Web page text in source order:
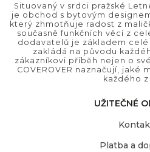
Situovaný v srdci pražské
je obchod s bytovým
který zhmotňuje radost z
současně funkčních věcí z
dodavatelů je základem
zakládá na původu
zákazníkovi příběh nejen o
COVEROVER naznačují, jaké
každého z
UŽITEČNÉ
Platba a